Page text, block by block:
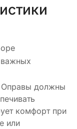
Оправы должны
комфорт при
или